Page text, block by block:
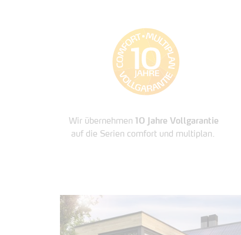
Wir übernehmen
10 Jahre Vollgarantie
auf die Serien comfort und multiplan.